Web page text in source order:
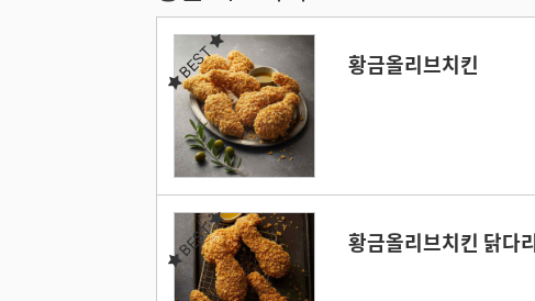
BEST 황금올리브치킨
BEST 황금올리브치킨 닭다리